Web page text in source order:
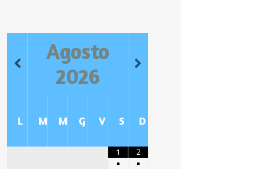
Agosto
2026
L M M G V S D
1
•
2
•